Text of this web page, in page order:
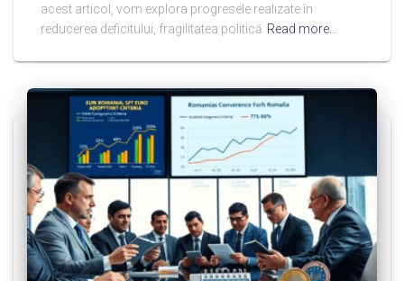
acest articol, vom explora progresele realizate în
reducerea deficitului, fragilitatea politică Read more…